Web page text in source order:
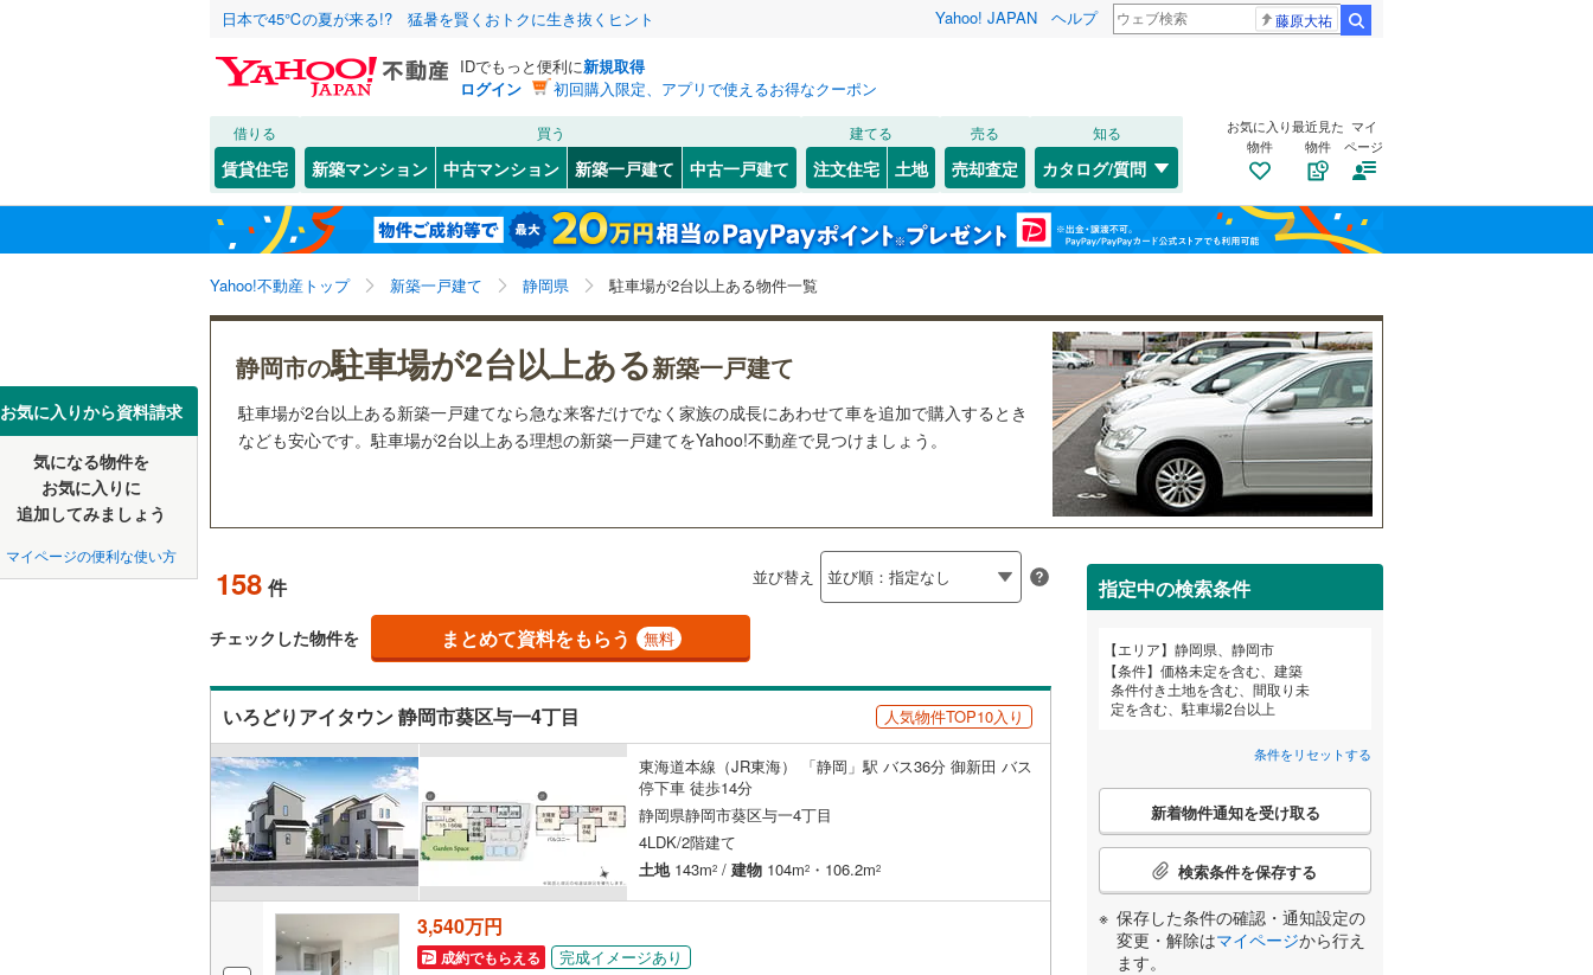
日本で45℃の夏が来る!? 猛暑を賢くおトクに生き抜くヒント Yahoo! JAPAN ヘルプ 藤原大祐
IDでもっと便利に新規取得
ログイン
初回購入限定、アプリで使えるお得なクーポン
借りる
賃貸住宅
買う
新築マンション 中古マンション 新築一戸建て 中古一戸建て
建てる
注文住宅 土地
売る
売却査定
知る
カタログ/質問
お気に入り
物件
最近見た
物件
マイ
ページ
Yahoo!不動産トップ 新築一戸建て 静岡県 駐車場が2台以上ある物件一覧
お気に入りから資料請求
気になる物件を
お気に入りに
追加してみましょう
マイページの便利な使い方
静岡市の駐車場が2台以上ある新築一戸建て
駐車場が2台以上ある新築一戸建てなら急な来客だけでなく家族の成長にあわせて車を追加で購入するとき
なども安心です。駐車場が2台以上ある理想の新築一戸建てをYahoo!不動産で見つけましょう。
158 件 並び替え
チェックした物件を まとめて資料をもらう 無料
いろどりアイタウン 静岡市葵区与一4丁目 人気物件TOP10入り
東海道本線（JR東海） 「静岡」駅 バス36分 御新田 バス
停下車 徒歩14分
静岡県静岡市葵区与一4丁目
4LDK/2階建て
土地143m2 / 建物 104m2 ・106.2m2
3,540万円
成約でもらえる 完成イメージあり
指定中の検索条件
エリア
静岡県、静岡市
条件
価格未定を含む、建築
条件付き土地を含む、間取り未
定を含む、駐車場2台以上
条件をリセットする
こ
検
条
件
新着物件通知を受け取る
検索条件を保存する
保存した条件の確認・通知設定の
変更・解除はマイページから行え
ます。
北海道 北海道
東北 青森 岩手 宮城 秋田 山形 福島
関東 東京 神奈川 埼玉 千葉
信越・北陸 新潟 長野
東海 愛知 岐阜 静岡 三重
和歌山
中国 鳥取 島根 岡山 広島 山口
四国 高知
福岡 佐賀 長崎 鹿児島 沖縄
該当物件0件 この条件で検索する 条件をリセットする
静岡市 葵区(71) 駿河区(34) 清水区(53)
中央区 0) 浜名区
かの地域
三島市(0)
富士宮市(0) 伊東市 島田市(0)
富士市(0) 磐田市 (0) 焼津市 0)
御殿場市(0)
裾野市(0)
伊豆市(0) 御前崎市(0)
伊豆の国市(0) 牧之原市(0)
賀茂郡東伊豆町(0) 賀茂郡南伊豆町 (0)
賀茂郡松崎町(0) 賀茂郡西伊豆町(0) 田方郡函南町(0)
駿東郡清水町(0) 駿東郡長泉町(0)
榛原郡吉田町
周智郡森町(0)
該当物件0件 この条件で検索する 条件をリセットする
該当物件0件 条件をリセットする
JR 東海道本線（JR東日本）(0) 伊東線(0) 東海道本線（JR東海）(
)
御殿場線(0) 身延線(1) 飯田線(0)
東海道新幹線 (75)
岳南鉄道線 (0 大井川鐵道大井川本線(0)
該当物件0件 この条件で検索する 条件をリセットする
該当物件0件 条件をリセットする
こだわり条件 設備
床暖房（2） オール電化（0） トイレ２か所（156）
駐車場2台以上（158） ビルトインガレージ（0） 太陽光発電システム（34）
ＴＶモニタ付インターホン
（153）
防犯カメラ
配置、向き、建ち方、日当たり
前道6m以上（25） 角地（19） 南道路 （23）
LD
（83）
耐震、免震、制震構造
（79）
設計住宅性能評価付き
（140）
住宅性能評価付き（132
長期優良住宅
（0）
立地
最寄りの駅が始発駅 小学校まで1km以内（ 11）
該当物件0件 条件をリセットする
検索条件を保存しました
この検索条件の新着物件通知は、 マイページから設定できます。
保存した条件を見る
静岡県、静岡市、価格未定を含む、建築条件付き土地を
含む、間取り未定を含む、駐車場2台以上
検索条件を保存する
閉じる お気に入りリストを見る
閉じる
閉じる お気に入りリストを見る
閉じる